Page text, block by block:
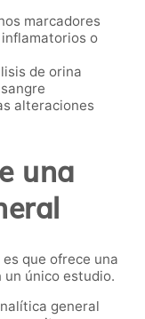
marcadores
o
de orina
alteraciones
una
que ofrece una
único estudio.
general